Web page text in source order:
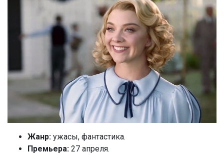
Жанр: ужасы, фантастика.
Премьера: 27 апреля.